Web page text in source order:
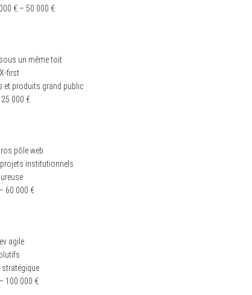
€ – 50 000 €
un même toit
first
et produits grand public
000 €
pôle web
institutionnels
60 000 €
agile
100 000 €